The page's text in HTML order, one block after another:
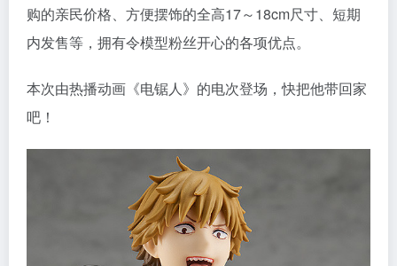
购的亲民价格、方便摆饰的全高17～18cm尺寸、短期
内发售等，拥有令模型粉丝开心的各项优点。
本次由热播动画《电锯人》的电次登场，快把他带回家
吧！